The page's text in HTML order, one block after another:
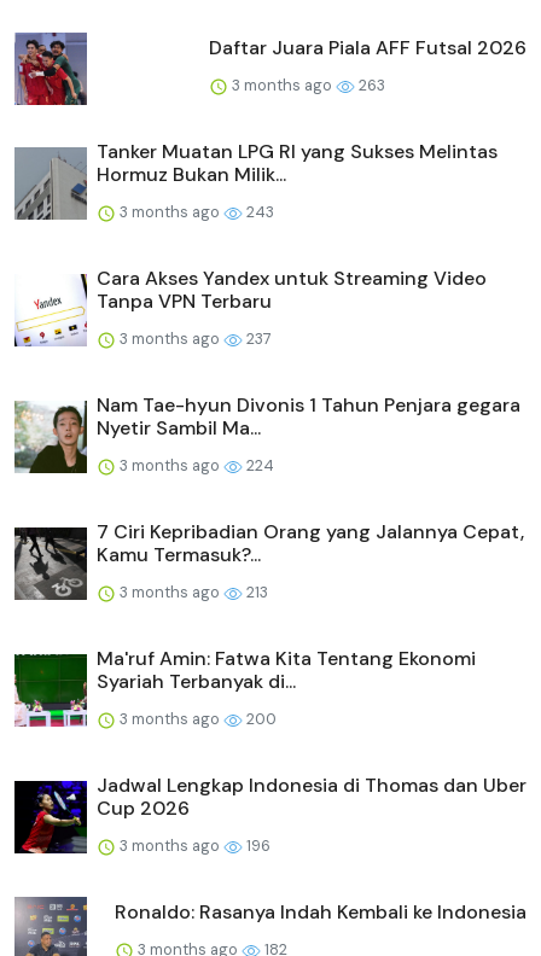
Daftar Juara Piala AFF Futsal 2026
3 months ago 263
Tanker Muatan LPG RI yang Sukses Melintas
Hormuz Bukan Milik...
3 months ago 243
Cara Akses Yandex untuk Streaming Video
Tanpa VPN Terbaru
3 months ago 237
Nam Tae-hyun Divonis 1 Tahun Penjara gegara
Nyetir Sambil Ma...
3 months ago 224
7 Ciri Kepribadian Orang yang Jalannya Cepat,
Kamu Termasuk?...
3 months ago 213
Ma'ruf Amin: Fatwa Kita Tentang Ekonomi
Syariah Terbanyak di...
3 months ago 200
Jadwal Lengkap Indonesia di Thomas dan Uber
Cup 2026
3 months ago 196
Ronaldo: Rasanya Indah Kembali ke Indonesia
3 months ago 182